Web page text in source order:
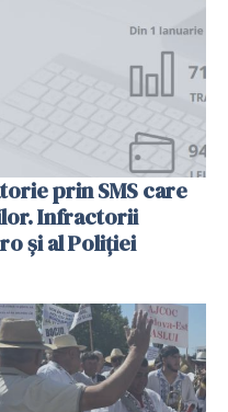
prin SMS care
Infractorii
și al Poliției